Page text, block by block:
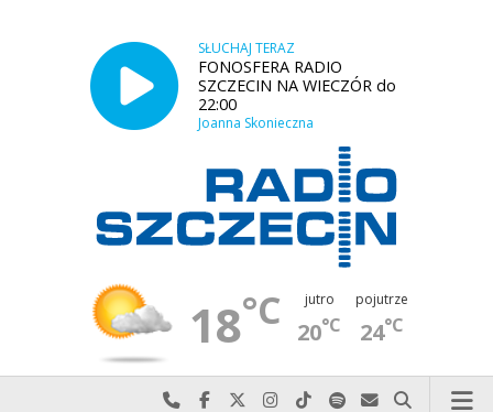
SŁUCHAJ TERAZ
FONOSFERA RADIO
SZCZECIN NA WIECZÓR do
22:00
Joanna Skonieczna
18°C jutro
20°C
pojutrze
24°C
Najlepiej po prostu do nas zadzwoń
Odwiedź nas na Facebook-u
Odwiedź nas na X
Odwiedź nas na Instagram-ie
Odwiedź nas na TikTok-u
Szukaj nas na Spotify
Wyślij do nas
Szukaj